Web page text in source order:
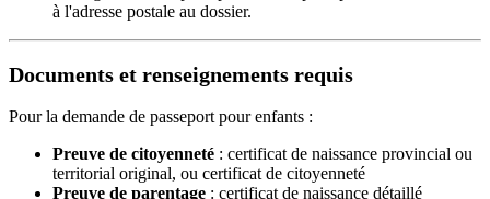
à l'adresse postale au dossier.
Documents et renseignements requis
Pour la demande de passeport pour enfants :
Preuve de citoyenneté : certificat de naissance provincial ou
territorial original, ou certificat de citoyenneté
Preuve de parentage : certificat de naissance détaillé